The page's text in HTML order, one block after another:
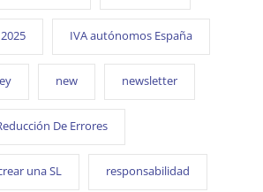
IVA autónomos España
new newsletter
De Errores
una SL responsabilidad